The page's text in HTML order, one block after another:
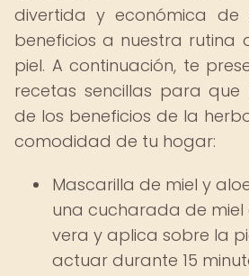
divertida y económica de
beneficios a nuestra rutina
piel. A continuación, te
recetas sencillas para
de los beneficios de la
comodidad de tu hogar:
Mascarilla de miel y
una cucharada de miel
vera y aplica sobre la
actuar durante 15